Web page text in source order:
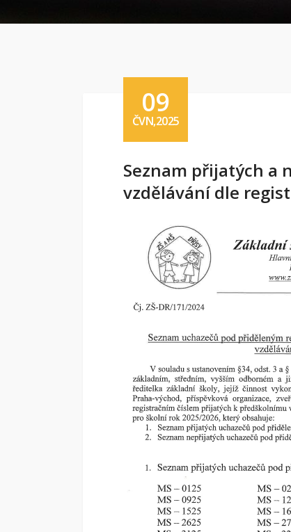
09
ČVN,2025
Seznam přijatých a
vzdělávání dle